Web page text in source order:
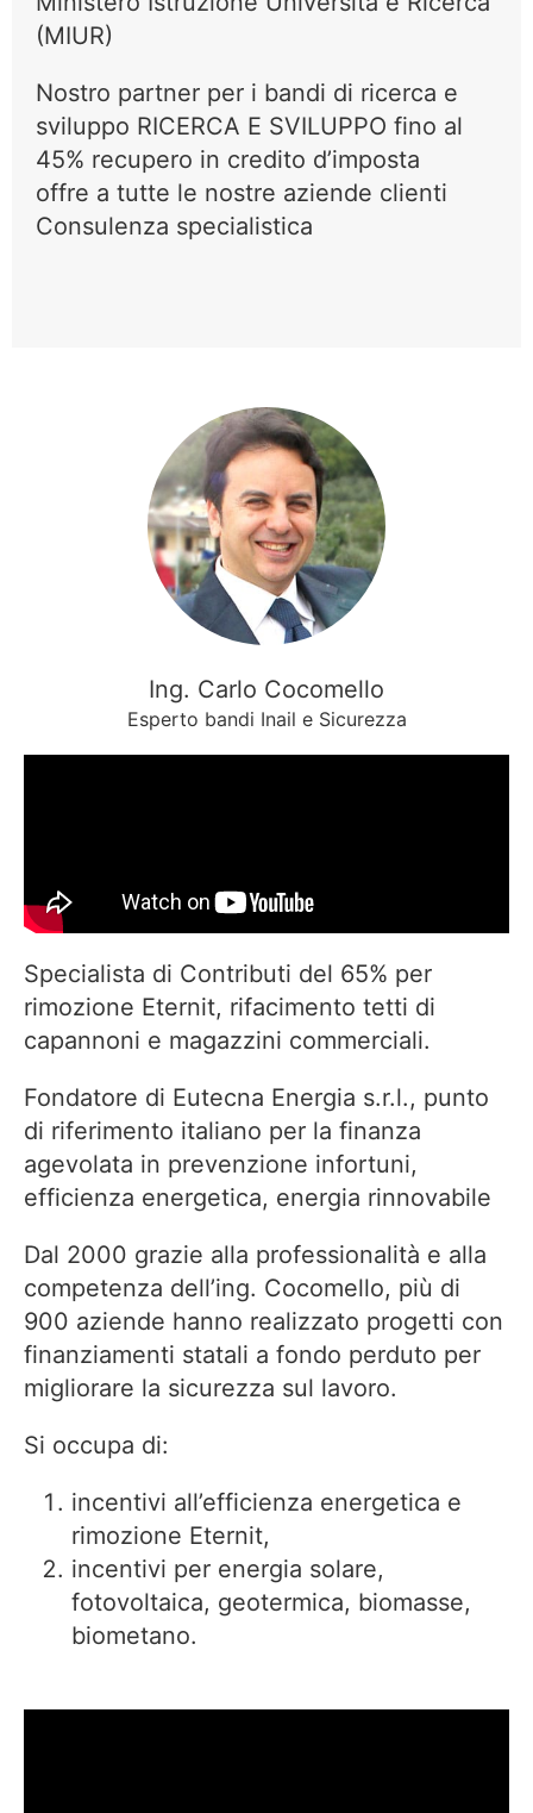
(MIUR)
Nostro partner per i bandi di ricerca e
sviluppo RICERCA E SVILUPPO fino al
45% recupero in credito d’imposta
offre a tutte le nostre aziende clienti
Consulenza specialistica
Ing. Carlo Cocomello
Esperto bandi Inail e Sicurezza
Specialista di Contributi del 65% per
rimozione Eternit, rifacimento tetti di
capannoni e magazzini commerciali.
Fondatore di Eutecna Energia s.r.l., punto
di riferimento italiano per la finanza
agevolata in prevenzione infortuni,
efficienza energetica, energia rinnovabile
Dal 2000 grazie alla professionalità e alla
competenza dell’ing. Cocomello, più di
900 aziende hanno realizzato progetti con
finanziamenti statali a fondo perduto per
migliorare la sicurezza sul lavoro.
Si occupa di:
incentivi all’efficienza energetica e
rimozione Eternit,
incentivi per energia solare,
fotovoltaica, geotermica, biomasse,
biometano.